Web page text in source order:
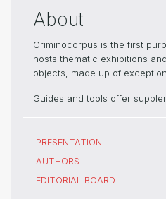
About
Criminocorpus is the first
hosts thematic exhibitions
objects, made up of
Guides and tools offer
PRESENTATION
AUTHORS
EDITORIAL BOARD